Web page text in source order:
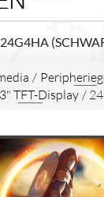
/
TFT-Display /